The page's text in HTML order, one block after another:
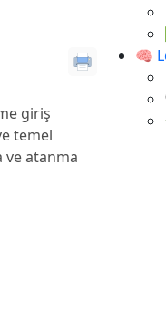
giriş
temel
ve atanma
🧠